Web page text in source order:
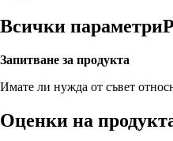
Всички параметри
Запитване за продукта
Имате ли нужда от съвет
Оценки на